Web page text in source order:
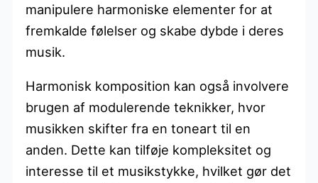
manipulere harmoniske elementer for at
fremkalde følelser og skabe dybde i deres
musik.
Harmonisk komposition kan også involvere
brugen af modulerende teknikker, hvor
musikken skifter fra en toneart til en
anden. Dette kan tilføje kompleksitet og
interesse til et musikstykke, hvilket gør det